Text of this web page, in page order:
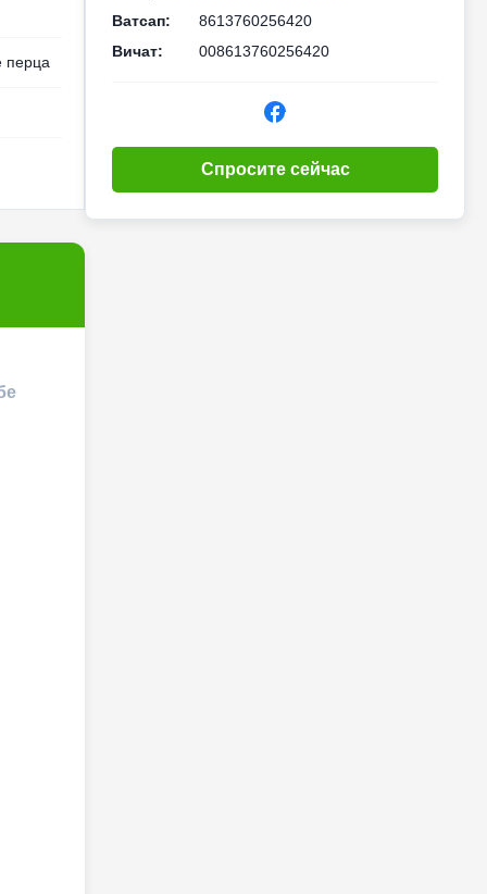
перца
Ватсап:
8613760256420
Вичат:
008613760256420
Спросите сейчас